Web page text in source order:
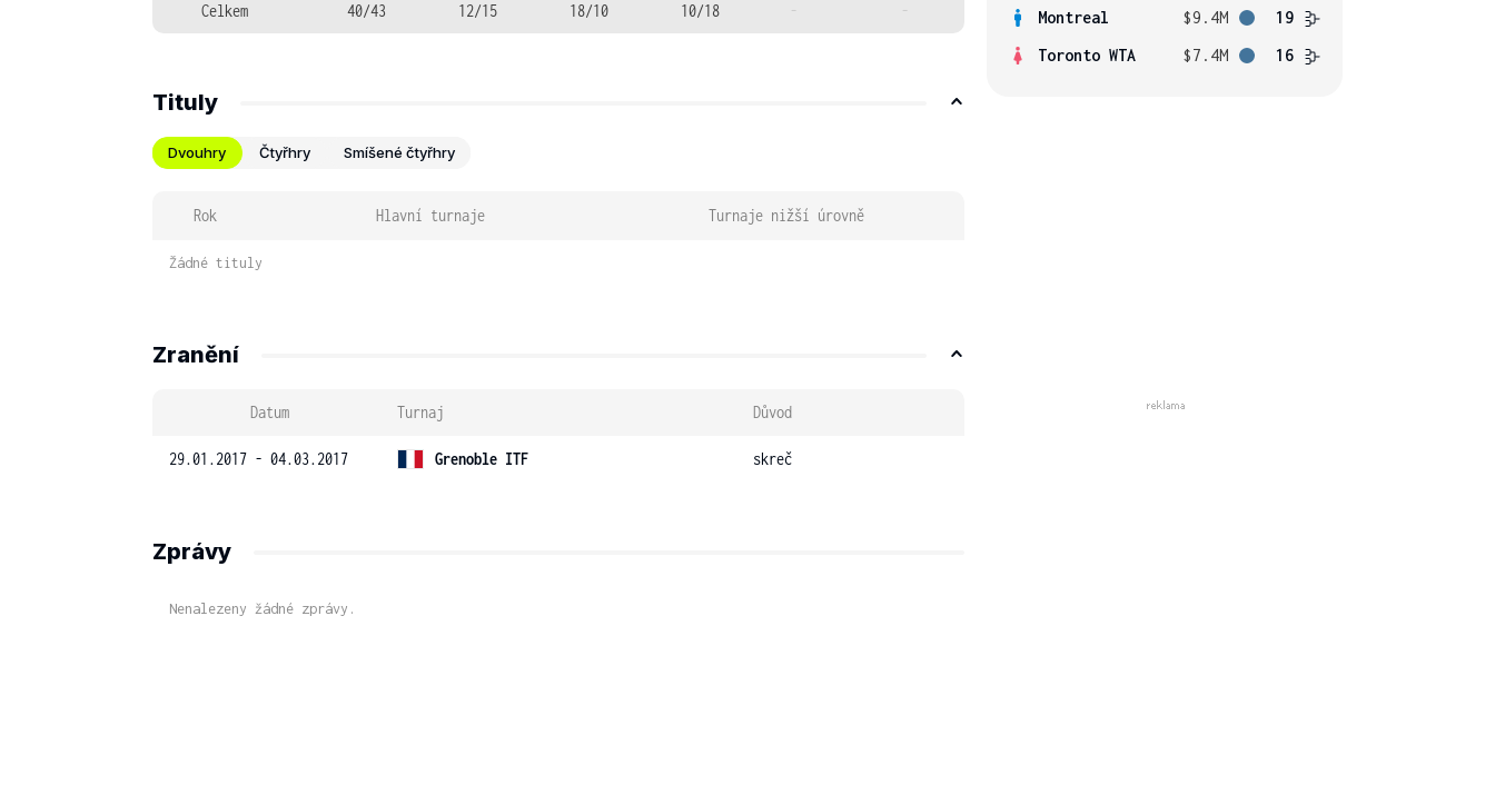
Celkem 40/43 12/15 18/10 10/18 - -
Tituly
Dvouhry Čtyřhry Smíšené čtyřhry
Rok Hlavní turnaje Turnaje nižší úrovně
Žádné tituly
Zranění
Datum Turnaj Důvod
29.01.2017 - 04.03.2017 Grenoble ITF skreč
Zprávy
Nenalezeny žádné zprávy.
Montreal $9.4M
19
Toronto WTA
$7.4M 16